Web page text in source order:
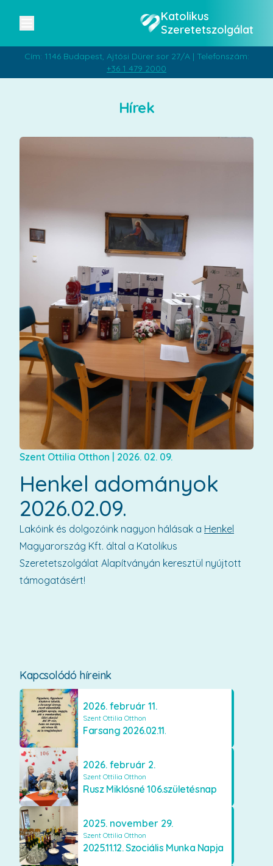
Katolikus
Szeretetszolgálat
Cím: 1146 Budapest, Ajtósi Dürer sor 27/A | Telefonszám:
+36 1 479 2000
Hírek
Kapcsolódó híreink
2026. február 11.
Szent Ottilia Otthon
Farsang 2026.02.11.
2026. február 2.
Szent Ottilia Otthon
Rusz Miklósné 106.születésnap
2025. november 29.
Szent Ottilia Otthon
2025.11.12. Szociális Munka Napja
Szent Ottilia Otthon 2026. 02. 09.
Henkel adományok
2026.02.09.
Lakóink és dolgozóink nagyon hálásak a Henkel
Magyarország Kft. által a Katolikus
Szeretetszolgálat Alapítványán keresztül nyújtott
támogatásért!